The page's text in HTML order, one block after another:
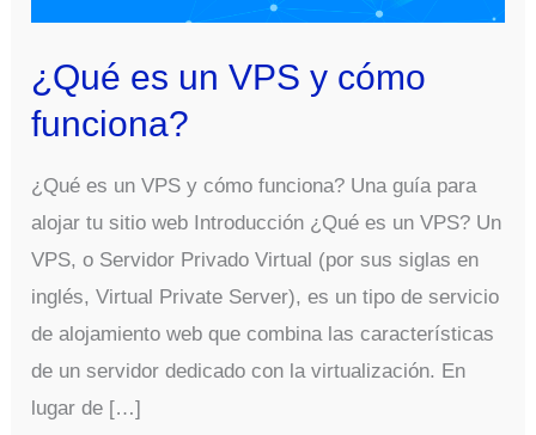
¿Qué es un VPS y cómo
funciona?
¿Qué es un VPS y cómo funciona? Una guía para
alojar tu sitio web Introducción ¿Qué es un VPS? Un
VPS, o Servidor Privado Virtual (por sus siglas en
inglés, Virtual Private Server), es un tipo de servicio
de alojamiento web que combina las características
de un servidor dedicado con la virtualización. En
lugar de […]